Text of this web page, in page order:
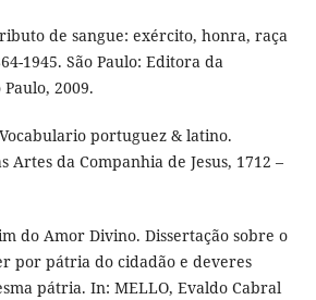
de sangue: exército, honra, raça
1945. São Paulo: Editora da
2009.
portuguez & latino.
Artes da Companhia de Jesus, 1712 –
do Amor Divino. Dissertação sobre o
por pátria do cidadão e deveres
pátria. In: MELLO, Evaldo Cabral